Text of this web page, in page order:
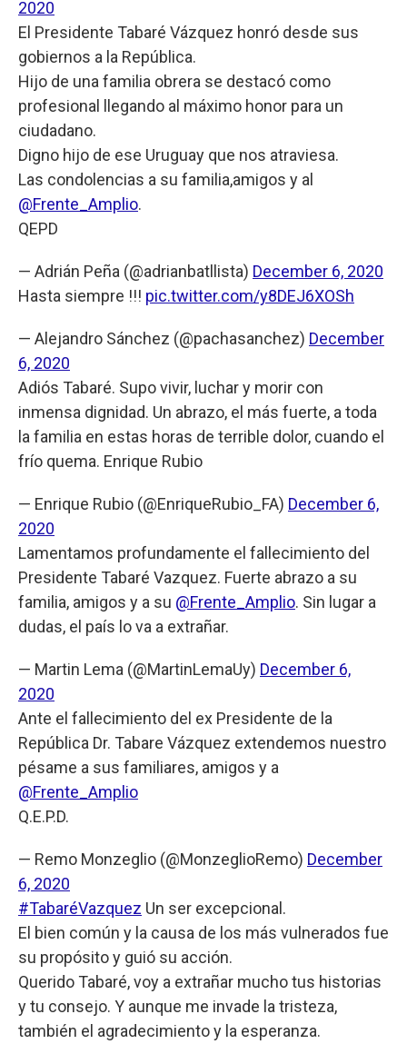
2020
El Presidente Tabaré Vázquez honró desde sus
gobiernos a la República.
Hijo de una familia obrera se destacó como
profesional llegando al máximo honor para un
ciudadano.
Digno hijo de ese Uruguay que nos atraviesa.
Las condolencias a su familia,amigos y al
@Frente_Amplio.
QEPD
— Adrián Peña (@adrianbatllista) December 6, 2020
Hasta siempre !!! pic.twitter.com/y8DEJ6XOSh
— Alejandro Sánchez (@pachasanchez) December
6, 2020
Adiós Tabaré. Supo vivir, luchar y morir con
inmensa dignidad. Un abrazo, el más fuerte, a toda
la familia en estas horas de terrible dolor, cuando el
frío quema. Enrique Rubio
— Enrique Rubio (@EnriqueRubio_FA) December 6,
2020
Lamentamos profundamente el fallecimiento del
Presidente Tabaré Vazquez. Fuerte abrazo a su
familia, amigos y a su @Frente_Amplio. Sin lugar a
dudas, el país lo va a extrañar.
— Martin Lema (@MartinLemaUy) December 6,
2020
Ante el fallecimiento del ex Presidente de la
República Dr. Tabare Vázquez extendemos nuestro
pésame a sus familiares, amigos y a
@Frente_Amplio
Q.E.P.D.
— Remo Monzeglio (@MonzeglioRemo) December
6, 2020
#TabaréVazquez Un ser excepcional.
El bien común y la causa de los más vulnerados fue
su propósito y guió su acción.
Querido Tabaré, voy a extrañar mucho tus historias
y tu consejo. Y aunque me invade la tristeza,
también el agradecimiento y la esperanza.